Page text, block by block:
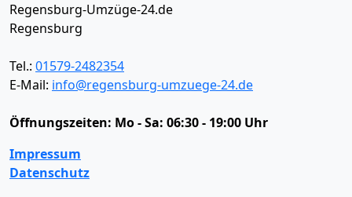
Regensburg-Umzüge-24.de
Regensburg
Tel.: 01579-2482354
E-Mail: info@regensburg-umzuege-24.de
Öffnungszeiten: Mo - Sa: 06:30 - 19:00 Uhr
Impressum
Datenschutz